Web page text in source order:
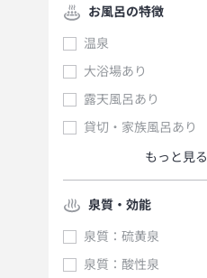
お風呂の特徴
温泉
大浴場あり
露天風呂あり
貸切・家族風呂あり
もっと見る
泉質・効能
泉質：硫黄泉
泉質：酸性泉